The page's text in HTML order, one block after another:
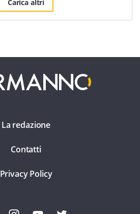
Carica altri
La redazione
Contatti
Privacy Policy